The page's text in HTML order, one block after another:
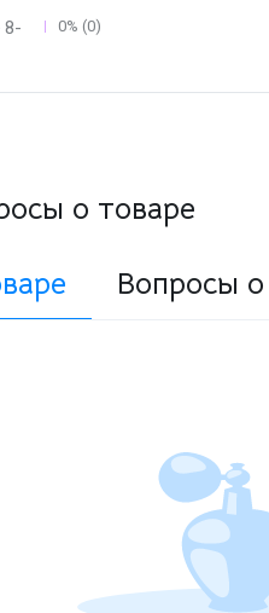
8-
0% (0)
о товаре
Вопросы